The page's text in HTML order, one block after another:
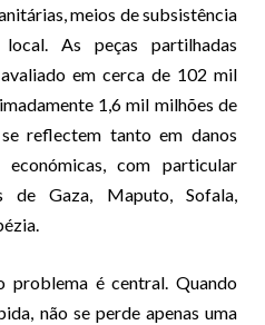
meios de subsistência
As peças partilhadas
em cerca de 102 mil
1,6 mil milhões de
reflectem tanto em danos
com particular
de Gaza, Maputo, Sofala,
problema é central. Quando
não se perde apenas uma